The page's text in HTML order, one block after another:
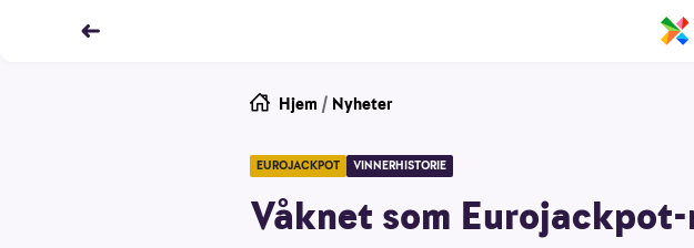
Hjem / Nyheter
EUROJACKPOT VINNERHISTORIE
Våknet som